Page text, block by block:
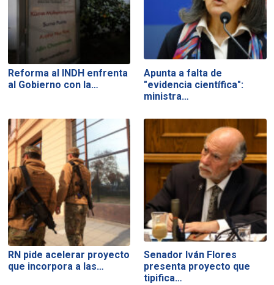
Reforma al INDH enfrenta
al Gobierno con la…
Apunta a falta de
"evidencia científica":
ministra…
RN pide acelerar proyecto
que incorpora a las…
Senador Iván Flores
presenta proyecto que
tipifica…